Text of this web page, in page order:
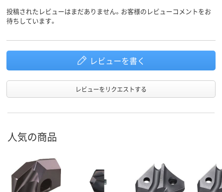
投稿されたレビューはまだありません。お客様のレビューコメントをお
待ちしています。
レビューを書く
レビューをリクエストする
人気の商品